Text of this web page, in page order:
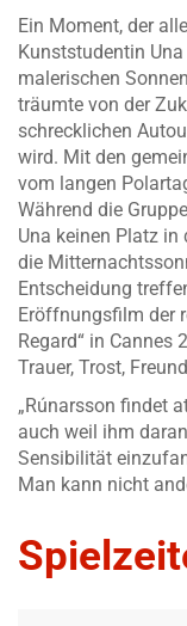
Ein Moment, der
Kunststudentin
malerischen
träumte von der
schrecklichen
wird. Mit den
vom langen
Während die
Una keinen Platz in
die
Entscheidung
Eröffnungsfilm der
Regard“ in
Trauer, Trost,
„Rúnarsson findet
auch weil ihm
Sensibilität
Man kann nicht